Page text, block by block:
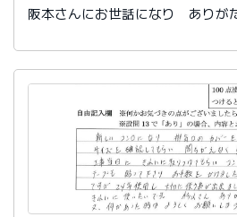
阪本さんにお世話になり ありが